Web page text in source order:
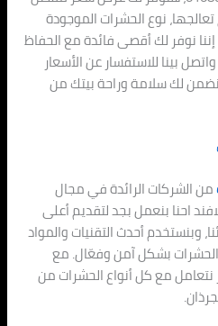
نوع الحشرات الموجودة
نوفر لك أقصى فائدة مع الحفاظ
بينا للاستفسار عن الأسعار
لك سلامة وراحة بيتك من
من الشركات الرائدة في مجال
احنا بنعمل بجد لتقديم أعلى
وبنستخدم أحدث التقنيات والمواد
بشكل آمن وفعّال. مع
نتعامل مع كل أنواع الحشرات من